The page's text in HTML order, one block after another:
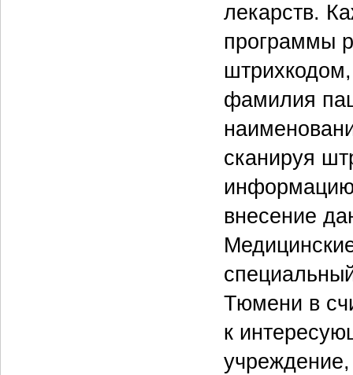
лекарств.
программы
фамилия
сканируя
внесение
Тюмени в
к